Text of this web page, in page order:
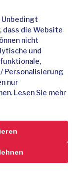
dass die Website
nicht
und
Personalisierung
nur
Lesen Sie mehr